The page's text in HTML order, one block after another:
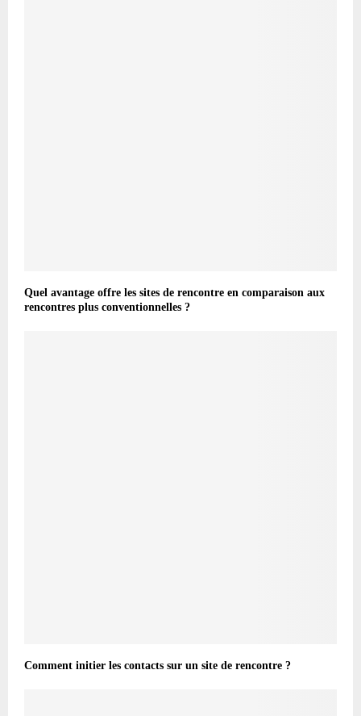
Quel avantage offre les sites de rencontre en comparaison aux
rencontres plus conventionnelles ?
Comment initier les contacts sur un site de rencontre ?